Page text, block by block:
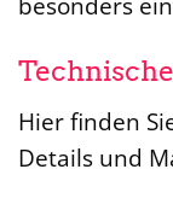
Hier finden
Details und